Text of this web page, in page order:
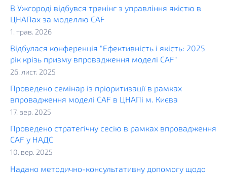
В Ужгороді відбувся тренінг з управління якістю в
ЦНАПах за моделлю CAF
1. трав. 2026
Відбулася конференція "Ефективність і якість: 2025
рік крізь призму впровадження моделі CAF"
26. лист. 2025
Проведено семінар із пріоритизації в рамках
впровадження моделі CAF в ЦНАПі м. Києва
17. вер. 2025
Проведено стратегічну сесію в рамках впровадження
CAF у НАДС
10. вер. 2025
Надано методично-консультативну допомогу щодо